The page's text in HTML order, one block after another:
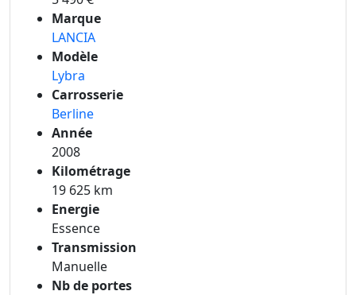
Marque
LANCIA
Modèle
Lybra
Carrosserie
Berline
Année
2008
Kilométrage
19 625 km
Energie
Essence
Transmission
Manuelle
Nb de portes